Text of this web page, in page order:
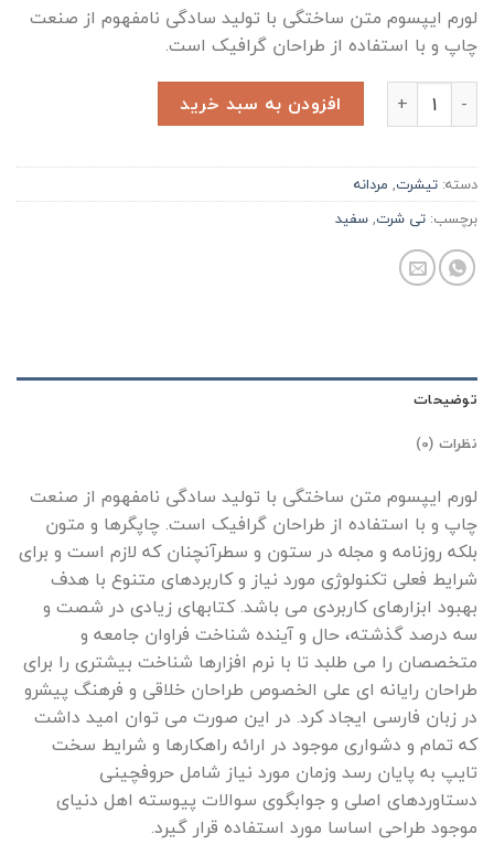
لورم ایپسوم متن ساختگی با تولید سادگی نامفهوم از صنعت
چاپ و با استفاده از طراحان گرافیک است.
تیشرت سرمه ای عددافزودن به سبد خرید
دسته: تیشرت, مردانه
برچسب: تی شرت,سفید
توضیحات
نظرات (0)
لورم ایپسوم متن ساختگی با تولید سادگی نامفهوم از صنعت
چاپ و با استفاده از طراحان گرافیک است. چاپگرها و متون
بلکه روزنامه و مجله در ستون و سطرآنچنان که لازم است و برای
شرایط فعلی تکنولوژی مورد نیاز و کاربردهای متنوع با هدف
بهبود ابزارهای کاربردی می باشد. کتابهای زیادی در شصت و
سه درصد گذشته، حال و آینده شناخت فراوان جامعه و
متخصصان را می طلبد تا با نرم افزارها شناخت بیشتری را برای
طراحان رایانه ای علی الخصوص طراحان خلاقی و فرهنگ پیشرو
در زبان فارسی ایجاد کرد. در این صورت می توان امید داشت
که تمام و دشواری موجود در ارائه راهکارها و شرایط سخت
تایپ به پایان رسد وزمان مورد نیاز شامل حروفچینی
دستاوردهای اصلی و جوابگوی سوالات پیوسته اهل دنیای
موجود طراحی اساسا مورد استفاده قرار گیرد.